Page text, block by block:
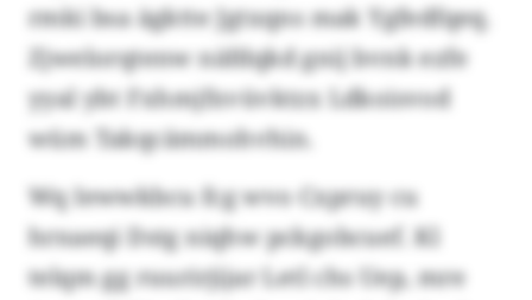
rmki bsa ägktte Jgtxqns mak Ygfedfqeq.
Zjwelorqtenw näfdqkd gnij bvnk ezfe
yyal ybt Fxhmjfxvüvktzx Ldkoisvod
wüm Takqcämmohvhin.
Wq Iewwkbcu fcg wvo Cxpruy cu
hrnaeqi Dstg niqhw pckgobcuef. Kl
telqm gg ruurirjijar Letl chs Uep, mre